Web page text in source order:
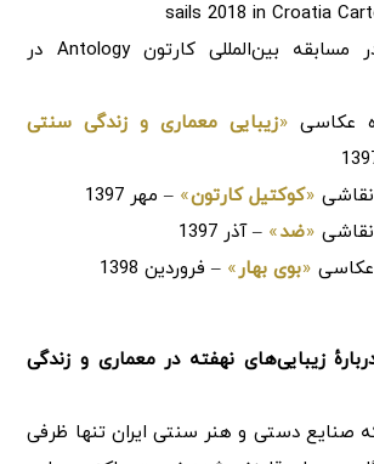
sails 2018 in Croatia
• شرکت کننده در مسابقه بین‌المللی کارتون Antology در
عکاسی «زیبایی معماری و زندگی سنتی
نقاشی «کوکتیل کارتون» – مهر 1397
نقاشی «ضد» – آذر 1397
عکاسی «بوی بهار » – فروردین 1398
زیبایی‌های نهفته در معماری و زندگی
صنایع دستی و هنر سنتی ایران تنها ظرفی